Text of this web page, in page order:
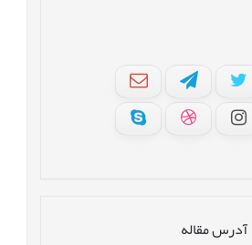
آدرس مقاله